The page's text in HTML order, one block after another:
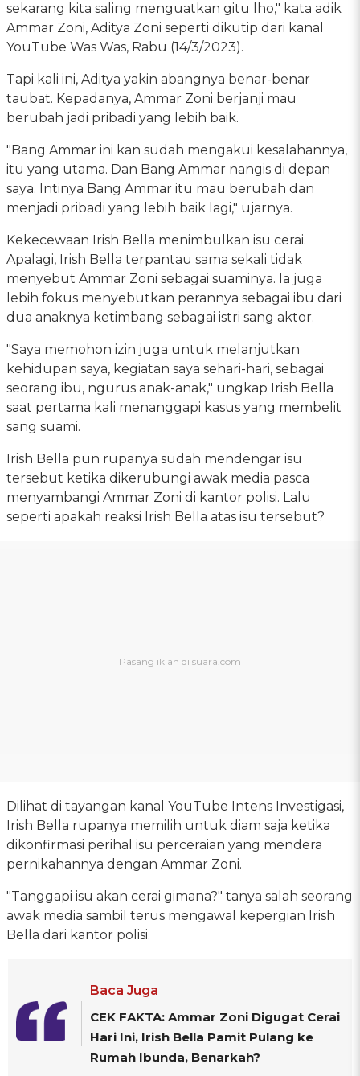
sekarang kita saling menguatkan gitu lho," kata adik
Ammar Zoni, Aditya Zoni seperti dikutip dari kanal
YouTube Was Was, Rabu (14/3/2023).
Tapi kali ini, Aditya yakin abangnya benar-benar
taubat. Kepadanya, Ammar Zoni berjanji mau
berubah jadi pribadi yang lebih baik.
"Bang Ammar ini kan sudah mengakui kesalahannya,
itu yang utama. Dan Bang Ammar nangis di depan
saya. Intinya Bang Ammar itu mau berubah dan
menjadi pribadi yang lebih baik lagi," ujarnya.
Kekecewaan Irish Bella menimbulkan isu cerai.
Apalagi, Irish Bella terpantau sama sekali tidak
menyebut Ammar Zoni sebagai suaminya. Ia juga
lebih fokus menyebutkan perannya sebagai ibu dari
dua anaknya ketimbang sebagai istri sang aktor.
"Saya memohon izin juga untuk melanjutkan
kehidupan saya, kegiatan saya sehari-hari, sebagai
seorang ibu, ngurus anak-anak," ungkap Irish Bella
saat pertama kali menanggapi kasus yang membelit
sang suami.
Irish Bella pun rupanya sudah mendengar isu
tersebut ketika dikerubungi awak media pasca
menyambangi Ammar Zoni di kantor polisi. Lalu
seperti apakah reaksi Irish Bella atas isu tersebut?
Dilihat di tayangan kanal YouTube Intens Investigasi,
Irish Bella rupanya memilih untuk diam saja ketika
dikonfirmasi perihal isu perceraian yang mendera
pernikahannya dengan Ammar Zoni.
"Tanggapi isu akan cerai gimana?" tanya salah seorang
awak media sambil terus mengawal kepergian Irish
Bella dari kantor polisi.
Baca Juga
CEK FAKTA: Ammar Zoni Digugat Cerai
Hari Ini, Irish Bella Pamit Pulang ke
Rumah Ibunda, Benarkah?